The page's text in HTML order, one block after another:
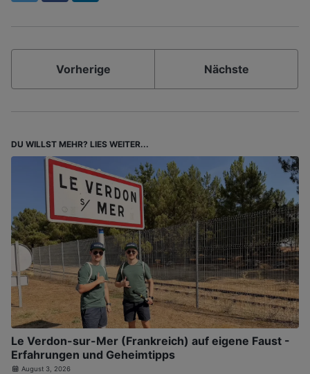
Vorherige Nächste
DU WILLST MEHR? LIES WEITER...
Le Verdon-sur-Mer (Frankreich) auf eigene Faust -
Erfahrungen und Geheimtipps
August 3, 2026